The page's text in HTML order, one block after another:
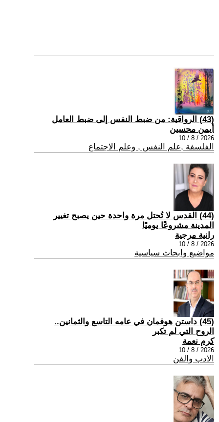
(43) الرواقية: من ضبط النفس إلى ضبط العامل
أيمن محسين
2026 / 8 / 10
الفلسفة ,علم النفس , وعلم الاجتماع
(44) القدس لا تُحتل مرة واحدة حين يصبح تغيير
المدينة مشروعًا يوميًا
رانية مرجية
2026 / 8 / 10
مواضيع وابحاث سياسية
(45) داستن هوفمان في عامه التاسع والثمانين..
الروح التي لم تكبر
كرم نعمة
2026 / 8 / 10
الادب والفن